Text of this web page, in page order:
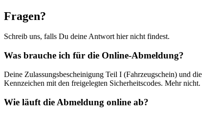
Fragen?
Schreib uns, falls Du deine Antwort hier nicht findest.
Was brauche ich für die Online-Abmeldung?
Deine Zulassungsbescheinigung Teil I (Fahrzeugschein) und die
Kennzeichen mit den freigelegten Sicherheitscodes. Mehr nicht.
Wie läuft die Abmeldung online ab?